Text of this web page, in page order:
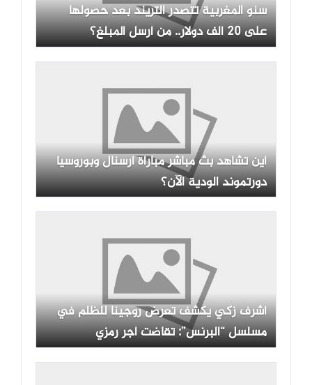
سنو المغربية تتصدر التريند بعد حصولها
على 20 ألف دولار.. من أرسل المبلغ؟
أين تشاهد بث مباشر مباراة أرسنال وبوروسيا
دورتموند الودية الآن؟
أشرف زكي يكشف تعرض روجينا للظلم في
مسلسل “البرنس”: تقاضت أجر رمزي